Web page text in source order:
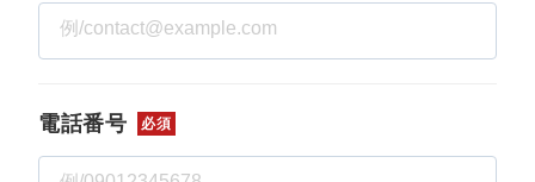
マーケマネージャー
常勤監査役
電話番号 必須